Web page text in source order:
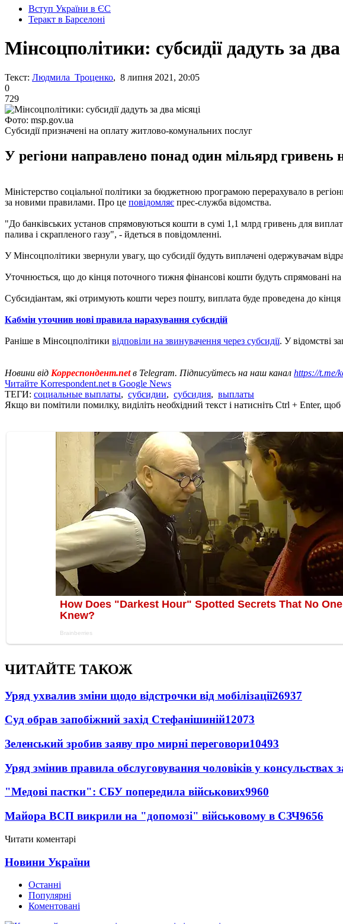
Вступ України в ЄС
Теракт в Барселоні
Мінсоцполітики: субсидії дадуть за два
Текст: Людмила Троценко, 8 липня 2021, 20:05
0
729
Фото: msp.gov.ua
Субсидії призначені на оплату житлово-комунальних послуг
У регіони направлено понад один мільярд гривень
Міністерство соціальної політики за бюджетною програмою перерахувало в
за новими правилами. Про це повідомляє прес-служба відомства.
"До банківських установ спрямовуються кошти в сумі 1,1 млрд гривень для
палива і скрапленого газу", - йдеться в повідомленні.
У Мінсоцполітики звернули увагу, що субсидії будуть виплачені одержувачам
Уточнюється, що до кінця поточного тижня фінансові кошти будуть спрямовані
Субсидіантам, які отримують кошти через пошту, виплата буде проведена до
Кабмін уточнив нові правила нарахування субсидій
Раніше в Мінсоцполітики відповіли на звинувачення через субсидії. У відомстві
Новини від Корреспондент.netв Telegram. Підписуйтесь на наш канал https://t.me/
Читайте Korrespondent.net в Google News
ТЕГИ: социальные выплаты, субсидии, субсидия, выплаты
Якщо ви помітили помилку, виділіть необхідний текст і натисніть Ctrl + Enter,
ЧИТАЙТЕ ТАКОЖ
Уряд ухвалив зміни щодо відстрочки від мобілізації26937
Суд обрав запобіжний захід Стефанішиній12073
Зеленський зробив заяву про мирні переговори10493
Уряд змінив правила обслуговування чоловіків у консульствах
"Медові пастки": СБУ попередила військових9960
Майора ВСП викрили на "допомозі" військовому в СЗЧ9656
Читати коментарі
Новини України
Останні
Популярні
Коментовані